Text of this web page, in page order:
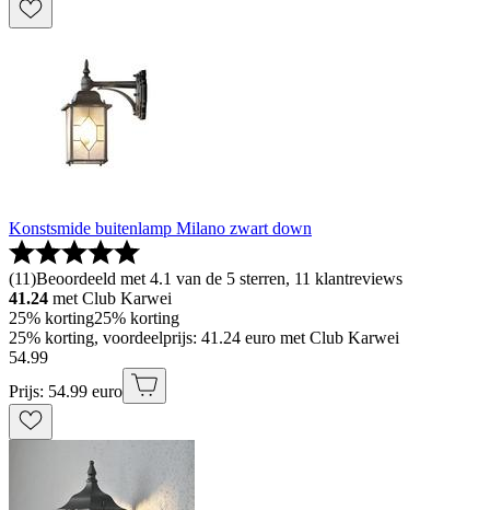
Konstsmide buitenlamp Milano zwart down
(11)Beoordeeld met 4.1 van de 5 sterren, 11 klantreviews
41.24 met Club Karwei
25% korting25% korting
25% korting, voordeelprijs: 41.24 euro met Club Karwei
54.99
Prijs: 54.99 euro